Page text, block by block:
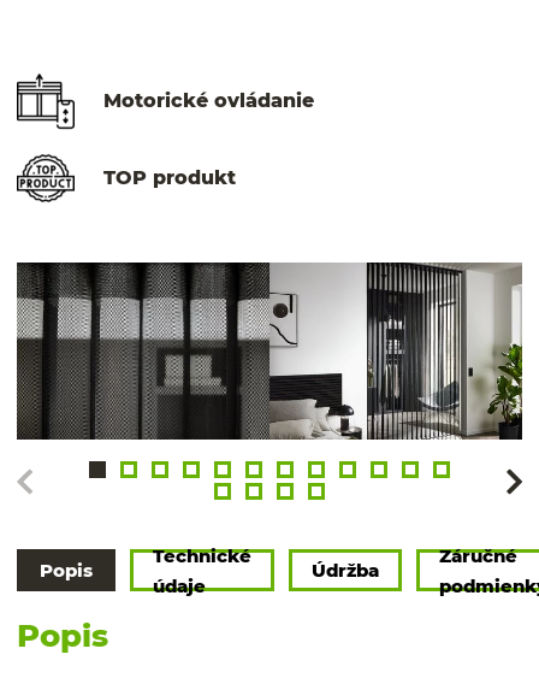
Motorické ovládanie
TOP produkt
Popis
Technické
údaje
Údržba
Záručné
Popis